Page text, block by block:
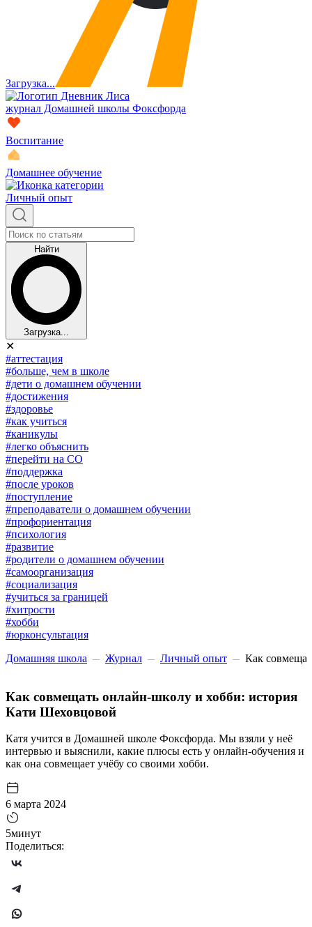
Загрузка...
журнал Домашней школы Фоксфорда
Воспитание
Домашнее обучение
Личный опыт
Найти
Загрузка...
✕
#аттестация
#больше, чем в школе
#дети о домашнем обучении
#достижения
#здоровье
#как учиться
#каникулы
#легко объяснить
#перейти на СО
#поддержка
#после уроков
#поступление
#преподаватели о домашнем обучении
#профориентация
#психология
#развитие
#родители о домашнем обучении
#самоорганизация
#социализация
#учиться за границей
#хитрости
#хобби
#юрконсультация
Домашняя школа
Журнал Личный опыт Как
Как совмещать онлайн-школу и хобби: история
Кати Шеховцовой
Катя учится в Домашней школе Фоксфорда. Мы взяли у неё
интервью и выяснили, какие плюсы есть у онлайн-обучения и
как она совмещает учёбу со своими хобби.
6 марта 2024
5минут
Поделиться: